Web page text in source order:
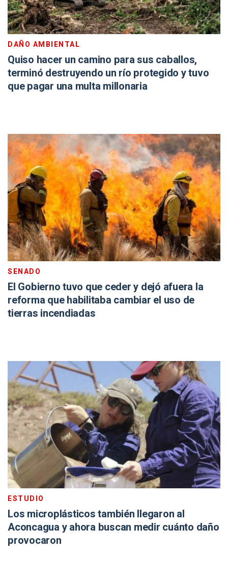
DAÑO AMBIENTAL
Quiso hacer un camino para sus caballos,
terminó destruyendo un río protegido y tuvo
que pagar una multa millonaria
SENADO
El Gobierno tuvo que ceder y dejó afuera la
reforma que habilitaba cambiar el uso de
tierras incendiadas
ESTUDIO
Los microplásticos también llegaron al
Aconcagua y ahora buscan medir cuánto daño
provocaron